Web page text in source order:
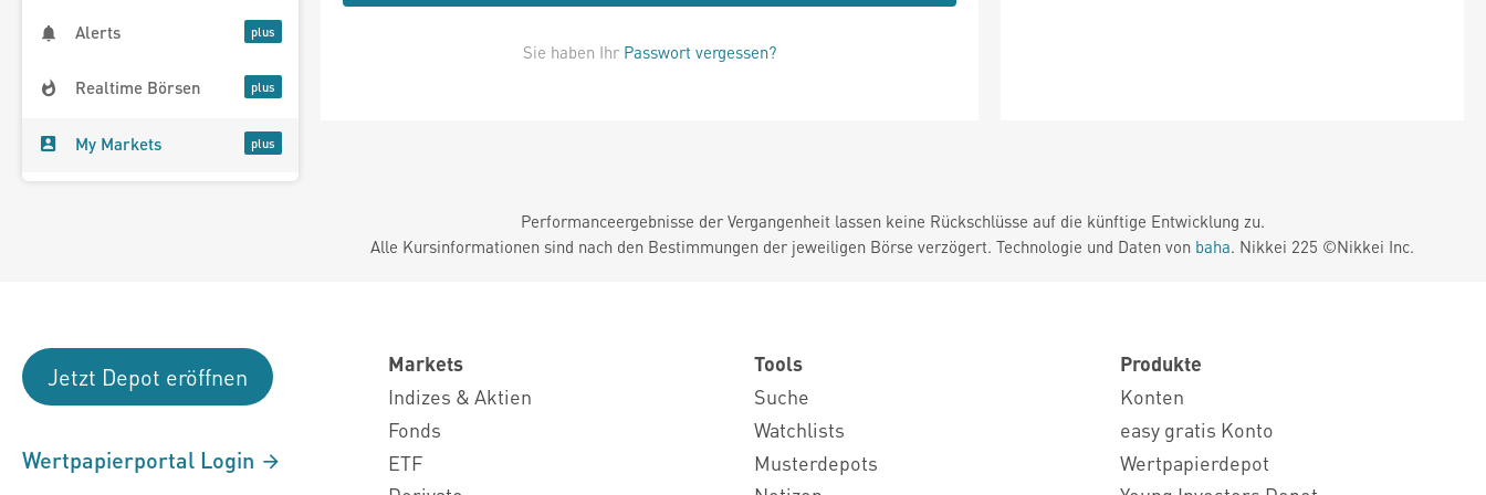
Alerts
Realtime Börsen
My Markets
Sie haben Ihr Passwort vergessen?
Performanceergebnisse der Vergangenheit lassen keine Rückschlüsse auf die künftige Entwicklung zu.
Alle Kursinformationen sind nach den Bestimmungen der jeweiligen Börse verzögert. Technologie und Daten von baha. Nikkei 225 ©Nikkei Inc.
Jetzt Depot eröffnen
Wertpapierportal Login
Markets
Indizes & Aktien
Fonds
ETF
Tools
Suche
Watchlists
Musterdepots
Produkte
Konten
easy gratis Konto
Wertpapierdepot